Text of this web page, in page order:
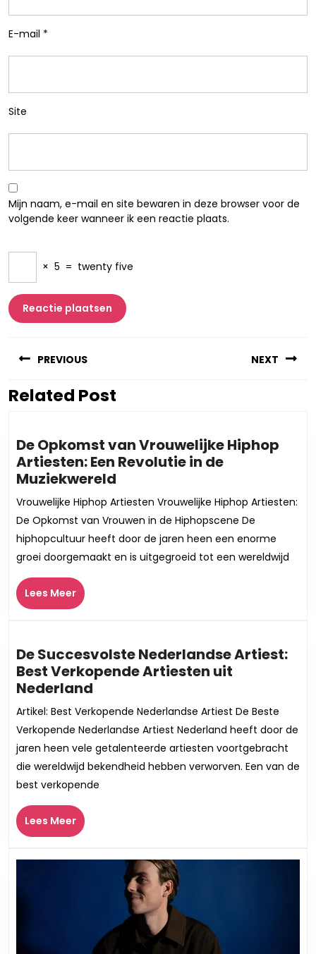
E-mail *
Site
Mijn naam, e-mail en site bewaren in deze browser voor de
volgende keer wanneer ik een reactie plaats.
× 5 = twenty five
PREVIOUS
Vorig
NEXT
Related Post
De Opkomst van Vrouwelijke Hiphop
Artiesten: Een Revolutie in de
Muziekwereld
Opkomst
van
Vrouwelijke
Hiphop
Artiesten:
Muziekwereld
Vrouwelijke Hiphop Artiesten Vrouwelijke Hiphop Artiesten:
De Opkomst van Vrouwen in de Hiphopscene De
hiphopcultuur heeft door de jaren heen een enorme
groei doorgemaakt en is uitgegroeid tot een wereldwijd
Lees MeerLees
Meer
De Succesvolste Nederlandse Artiest:
Best Verkopende Artiesten uit
Nederland
Succesvolste
Nederlandse
Artiest:
Best
Verkopende
Artiesten
Artikel: Best Verkopende Nederlandse Artiest De Beste
Verkopende Nederlandse Artiest Nederland heeft door de
jaren heen vele getalenteerde artiesten voortgebracht
die wereldwijd bekendheid hebben verworven. Een van de
best verkopende
Lees MeerLees
Meer